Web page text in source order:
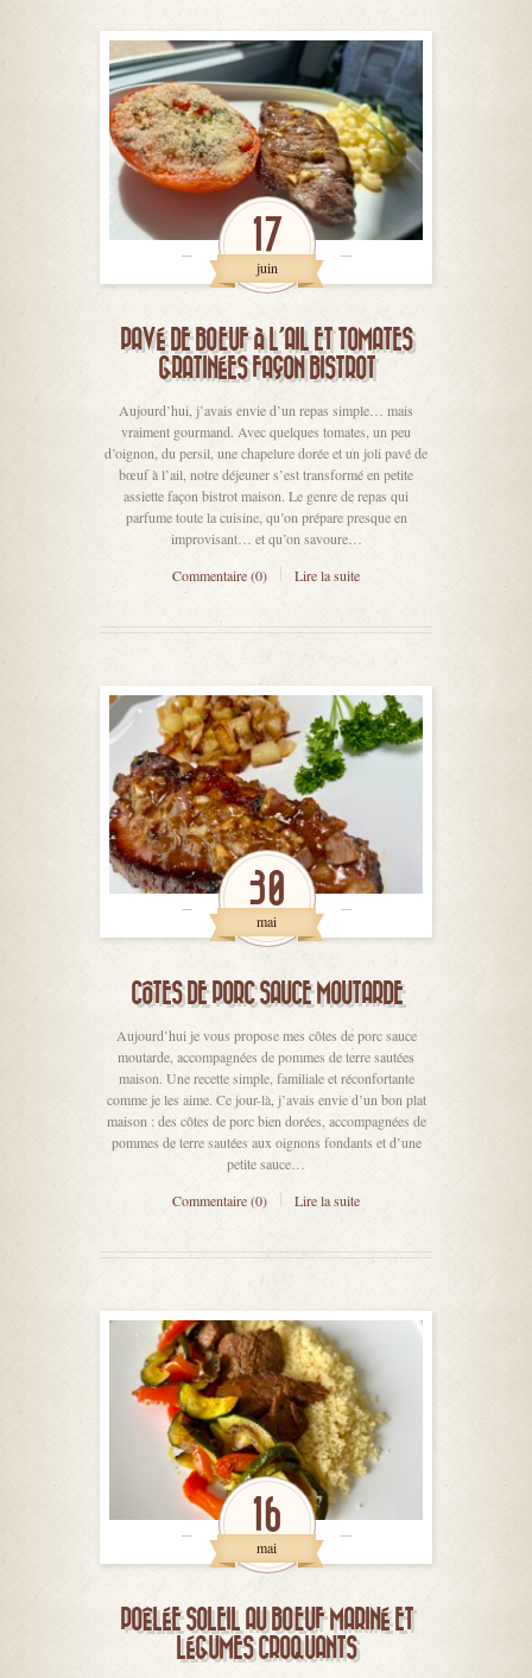
17
juin
PAVÉ DE BŒUF À L’AIL ET TOMATES
GRATINÉES FAÇON BISTROT
Aujourd’hui, j’avais envie d’un repas simple… mais
vraiment gourmand. Avec quelques tomates, un peu
d’oignon, du persil, une chapelure dorée et un joli pavé de
bœuf à l’ail, notre déjeuner s’est transformé en petite
assiette façon bistrot maison. Le genre de repas qui
parfume toute la cuisine, qu’on prépare presque en
improvisant… et qu’on savoure…
Commentaire (0)
Lire la suite
30
mai
CÔTES DE PORC SAUCE MOUTARDE
Aujourd’hui je vous propose mes côtes de porc sauce
moutarde, accompagnées de pommes de terre sautées
maison. Une recette simple, familiale et réconfortante
comme je les aime. Ce jour-là, j’avais envie d’un bon plat
maison : des côtes de porc bien dorées, accompagnées de
pommes de terre sautées aux oignons fondants et d’une
petite sauce…
Commentaire (0)
Lire la suite
16
mai
POÊLÉE SOLEIL AU BŒUF MARINÉ ET
LÉGUMES CROQUANTS